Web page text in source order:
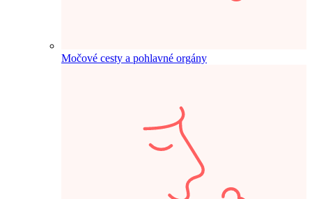
Močové cesty a pohlavné orgány